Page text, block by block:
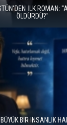
VE BİTMEYEN BİR
YENİ ŞİİR KİTABI
YAYIMLANDI